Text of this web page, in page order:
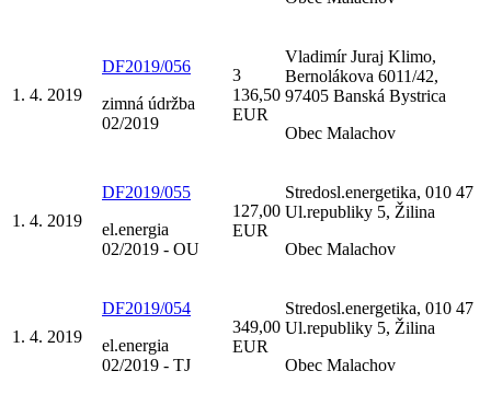
1. 4. 2019
DF2019/056
zimná údržba
02/2019
3
136,50
EUR
Vladimír Juraj Klimo,
Bernolákova 6011/42,
97405 Banská Bystrica
Obec Malachov
1. 4. 2019
DF2019/055
el.energia
02/2019 - OU
127,00
EUR
Stredosl.energetika, 010 47
Ul.republiky 5, Žilina
Obec Malachov
1. 4. 2019
DF2019/054
el.energia
02/2019 - TJ
349,00
EUR
Stredosl.energetika, 010 47
Ul.republiky 5, Žilina
Obec Malachov